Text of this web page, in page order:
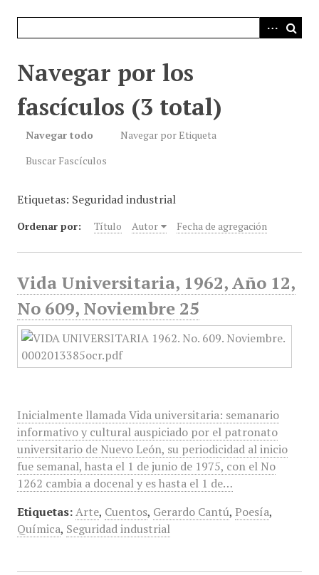
Navegar por los
fascículos (3 total)
Navegar todo
Navegar por Etiqueta
Buscar Fascículos
Etiquetas: Seguridad industrial
Ordenar por: Título Autor Fecha de agregación
Vida Universitaria, 1962, Año 12,
No 609, Noviembre 25
Inicialmente llamada Vida universitaria: semanario
informativo y cultural auspiciado por el patronato
universitario de Nuevo León, su periodicidad al inicio
fue semanal, hasta el 1 de junio de 1975, con el No
1262 cambia a docenal y es hasta el 1 de…
Etiquetas: Arte, Cuentos, Gerardo Cantú, Poesía,
Química, Seguridad industrial